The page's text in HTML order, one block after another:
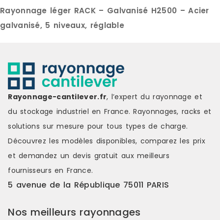
Profondeur : de 30 cm à 800 cm
Capacité de charge : jusque 230
kg par tablette et jusqu’à 1.500 kg
Tablette : tôle pliée et soudée
avec 4 connecteurs d’accroche
aux extrémités. FINITION Peinte
(poteaux gris ou bleus, tablettes
grises) Galvanisée ACCESSOIREs
Côtés Indicateurs d’allées Butées
Séparations tôlées coulissantes
Renforts de tablettes Tiroirs
télescopiques à glissières Portes
avec serrure Bacs euro ou bacs
cm
cm
assembler.
latérales
nombre
profondeur
Rayonnage léger RACK – Galvanisé H2500 – Acier
galvanisé, 5 niveaux, réglable
Rayonnage-cantilever.fr, l’expert du rayonnage et
du stockage industriel en France. Rayonnages, racks et
solutions sur mesure pour tous types de charge.
Découvrez les modèles disponibles, comparez les prix
et demandez un devis gratuit aux meilleurs
fournisseurs en France.
5 avenue de la République 75011 PARIS
Nos meilleurs rayonnages